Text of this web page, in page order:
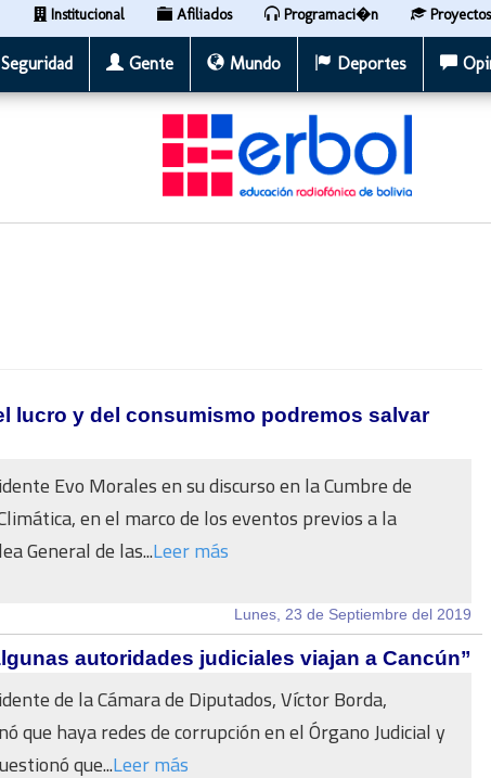
Institucional Afiliados Programaci�n
Seguridad Gente Mundo Deportes
lucro y del consumismo podremos salvar
Evo Morales en su discurso en la Cumbre de
en el marco de los eventos previos a la
General de las...Leer más
Lunes, 23 de Septiembre del 2019
autoridades judiciales viajan a Cancún”
de la Cámara de Diputados, Víctor Borda,
que haya redes de corrupción en el Órgano Judicial y
que...Leer más